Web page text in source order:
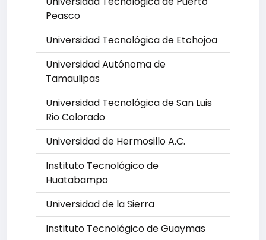
Peasco
Universidad Tecnológica de Etchojoa
Universidad Autónoma de
Tamaulipas
Universidad Tecnológica de San Luis
Rio Colorado
Universidad de Hermosillo A.C.
Instituto Tecnológico de
Huatabampo
Universidad de la Sierra
Instituto Tecnológico de Guaymas